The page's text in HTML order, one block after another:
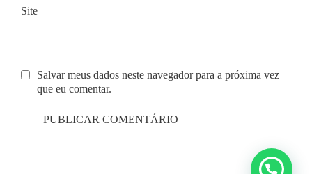
Site
Salvar meus dados neste navegador para a próxima vez
que eu comentar.